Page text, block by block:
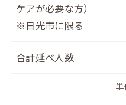
ケアが必要な方）
※日光市に限る
合計延べ人数